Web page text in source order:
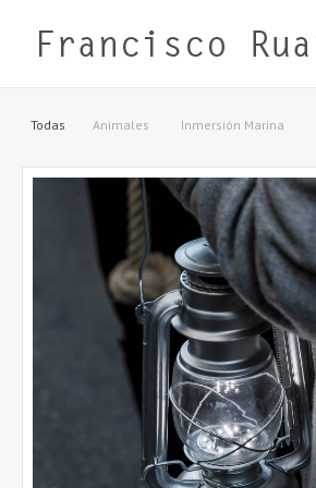
Todas Animales Inmersión Marina